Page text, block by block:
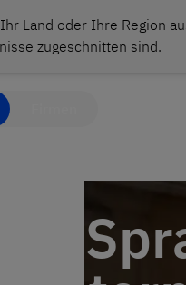
Land oder Ihre Region
zugeschnitten sind.